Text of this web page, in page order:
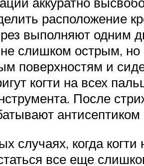
расположение
выполняют одним
слишком острым,
поверхностям и
когти на всех
После
случаях, когда
все еще